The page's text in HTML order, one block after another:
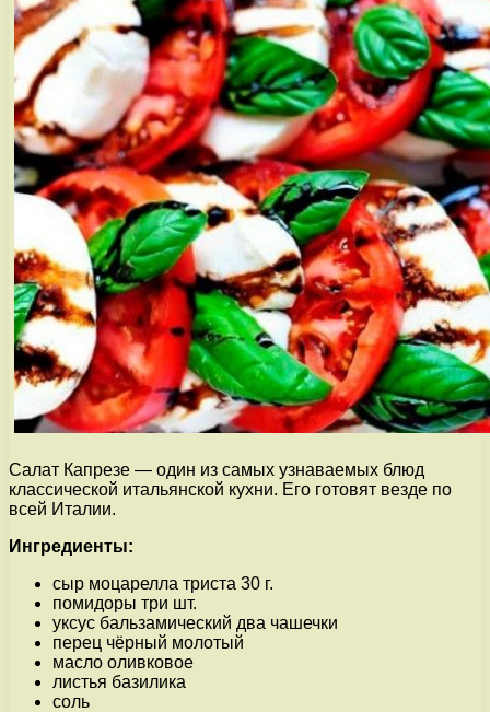
Салат Капрезе — один из самых узнаваемых блюд
классической итальянской кухни. Его готовят везде по
всей Италии.
Ингредиенты:
сыр моцарелла триста 30 г.
помидоры три шт.
уксус бальзамический два чашечки
перец чёрный молотый
масло оливковое
листья базилика
соль